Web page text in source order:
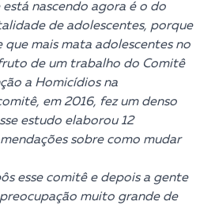
nascendo agora é o do
de adolescentes, porque
que mais mata adolescentes no
de um trabalho do Comitê
a Homicídios na
em 2016, fez um denso
estudo elaborou 12
sobre como mudar
esse comitê e depois a gente
muito grande de